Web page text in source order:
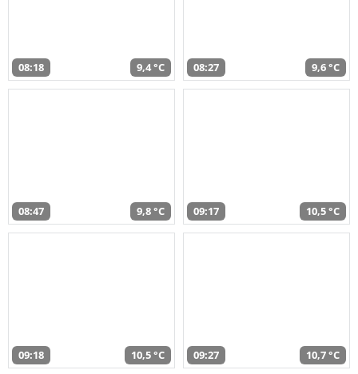
08:18 9,4 °C 08:27 9,6 °C
08:47 9,8 °C 09:17 10,5 °C
09:18 10,5 °C 09:27 10,7 °C